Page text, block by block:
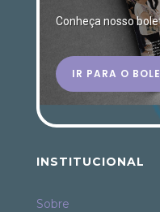
Conheça nosso
IR PARA O
INSTITUCIONAL
Sobre